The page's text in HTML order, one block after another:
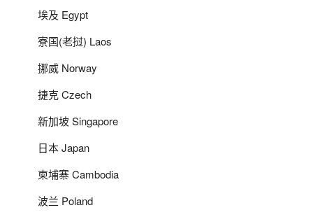
埃及 Egypt
寮国(老挝) Laos
挪威 Norway
捷克 Czech
新加坡 Singapore
日本 Japan
柬埔寨 Cambodia
波兰 Poland